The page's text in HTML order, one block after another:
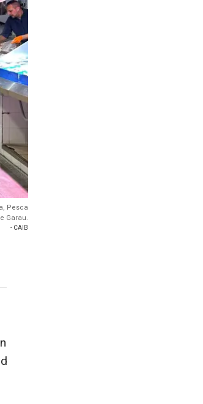
Pesca
Garau.
- CAIB